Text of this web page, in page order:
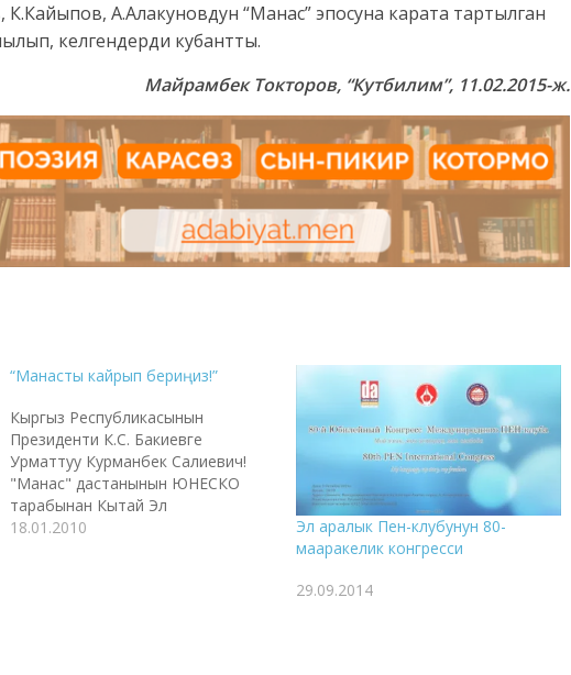
К.Кайыпов, А.Алакуновдун “Манас” эпосуна карата тартылган
келгендерди кубантты.
Майрамбек Токторов, “Кутбилим”, 11.02.2015-ж.
“Манасты кайрып бериңиз!”
Кыргыз Республикасынын
Президенти К.С. Бакиевге
Урматтуу Курманбек Салиевич!
"Манас" дастанынын ЮНЕСКО
тарабынан Кытай Эл
Республикасынын энчиси катары
18.01.2010
Эл аралык Пен-клубунун 80-
мааракелик конгресси
29.09.2014